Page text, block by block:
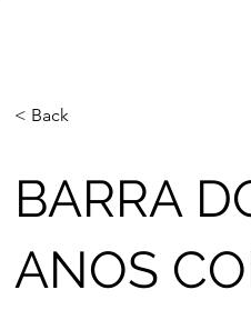
< Back
BARRA
ANOS